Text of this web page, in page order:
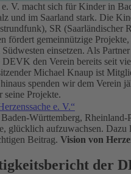
e. V. macht sich für Kinder in
und im Saarland stark. Die
SR (Saarländischer
fördert gemeinnützige
einsetzen. Als
DEVK den Verein bereits seit
Michael Knaup ist
spenden wir dem Verein
seine Projekte.
e. V.“
Württemberg, Rheinland-
glücklich aufzuwachsen. Dazu
Beitrag. Vision von
der